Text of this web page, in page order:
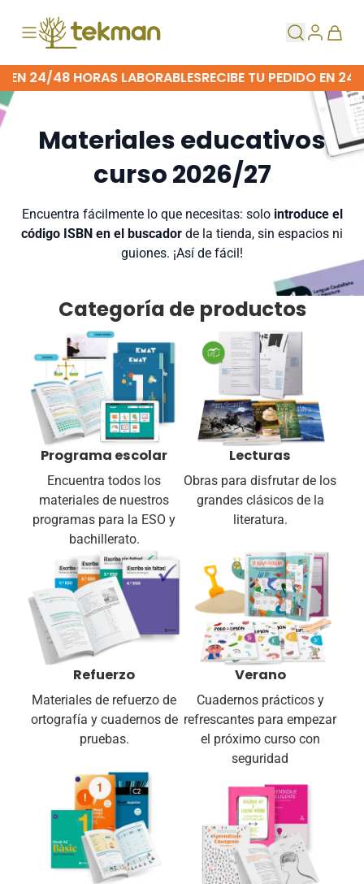
Resultados de la búsqueda
EN 24/48 HORAS LABORABLESRECIBE TU PEDIDO EN 24/
Materiales educativos
curso 2026/27
Encuentra fácilmente lo que necesitas: solo introduce el
código ISBN en el buscador de la tienda, sin espacios ni
guiones. ¡Así de fácil!
Categoría de productos
Programa escolar
Encuentra todos los
materiales de nuestros
programas para la ESO y
bachillerato.
Lecturas
Obras para disfrutar de los
grandes clásicos de la
literatura.
Refuerzo
Materiales de refuerzo de
ortografía y cuadernos de
pruebas.
Verano
Cuadernos prácticos y
refrescantes para empezar
el próximo curso con
seguridad